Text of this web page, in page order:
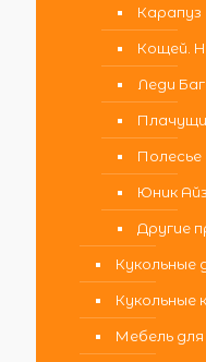
Карапуз
Кощей.
Леди
Полесье
Юник Айз
Другие
Кукольные
Кукольные
Мебель для